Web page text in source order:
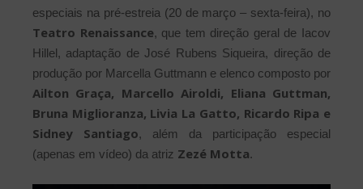
especiais na pré-estreia (20 de março – sexta-feira), no
Teatro Renaissance, que tem direção geral de Iacov
Hillel, adaptação de José Rubens Siqueira, direção de
produção por Marcella Guttmann e elenco composto por
Ailton Graça, Marcello Airoldi, Eliana Guttman,
Bruna Miglioranza, Livia La Gatto, Ricardo Ripa e
Sidney Santiago, além da participação especial
(apenas em vídeo) da atriz Zezé Motta.